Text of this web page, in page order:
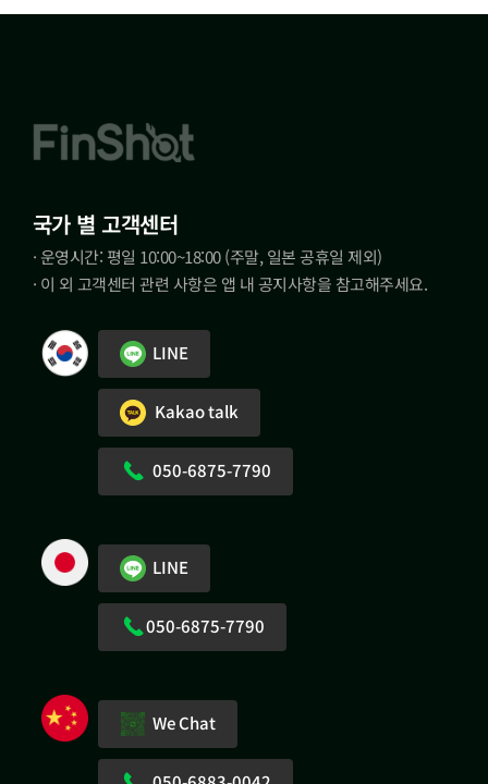
국가 별 고객센터
· 운영시간: 평일 10:00~18:00 (주말, 일본 공휴일 제외)
· 이 외 고객센터 관련 사항은 앱 내 공지사항을 참고해주세요.
LINE
Kakao talk
050-6875-7790
LINE
050-6875-7790
We Chat